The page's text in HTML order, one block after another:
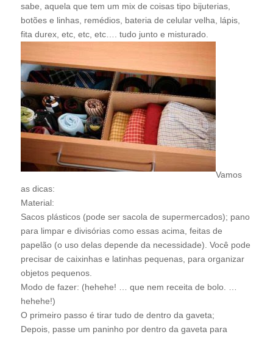
sabe, aquela que tem um mix de coisas tipo bijuterias,
botões e linhas, remédios, bateria de celular velha, lápis,
fita durex, etc, etc, etc…. tudo junto e misturado.
Vamos
as dicas:
Material:
Sacos plásticos (pode ser sacola de supermercados); pano
para limpar e divisórias como essas acima, feitas de
papelão (o uso delas depende da necessidade). Você pode
precisar de caixinhas e latinhas pequenas, para organizar
objetos pequenos.
Modo de fazer: (hehehe! … que nem receita de bolo. …
hehehe!)
O primeiro passo é tirar tudo de dentro da gaveta;
Depois, passe um paninho por dentro da gaveta para